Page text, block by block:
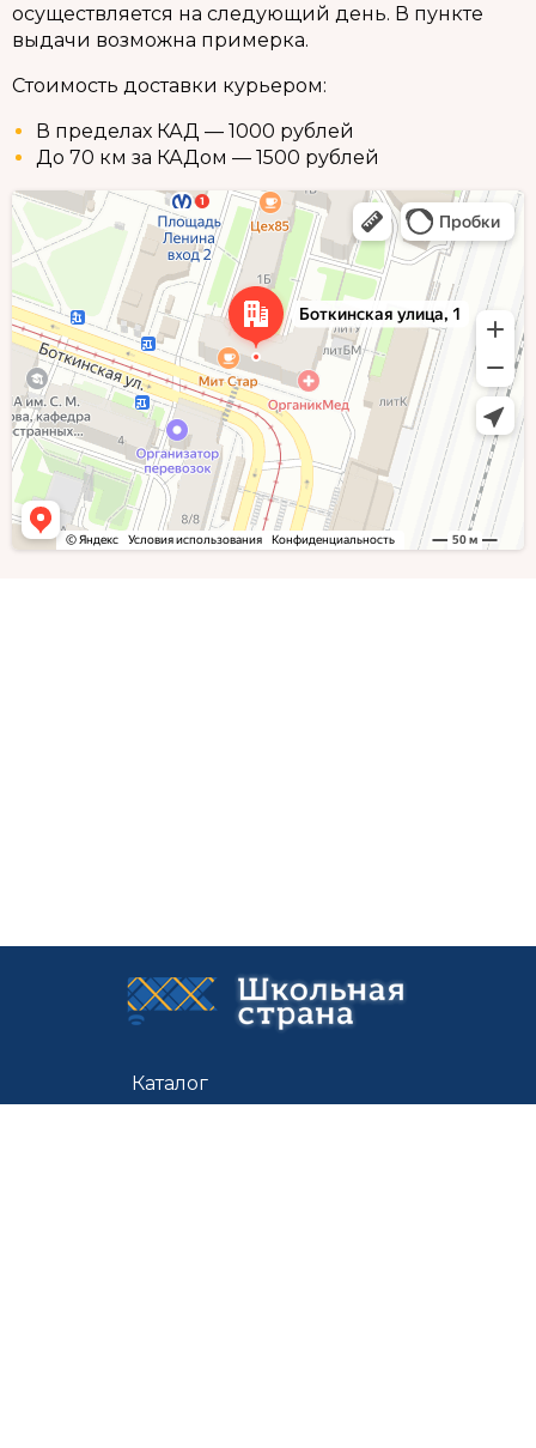
осуществляется на следующий день. В пункте
выдачи возможна примерка.
Стоимость доставки курьером:
В пределах КАД — 1000 рублей
До 70 км за КАДом — 1500 рублей
Каталог